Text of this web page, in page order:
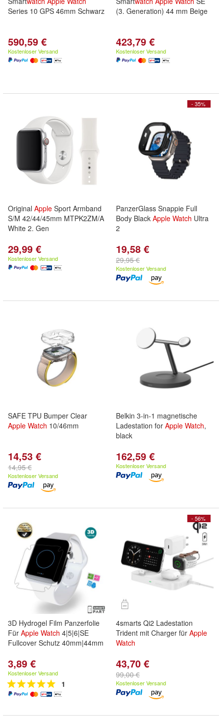
Series 10 GPS 46mm Schwarz
590,59 €
Kostenloser Versand
(3. Generation) 44 mm Beige
423,79 €
Kostenloser Versand
Original Apple Sport Armband
S/M 42/44/45mm MTPK2ZM/A
White 2. Gen
29,99 €
Kostenloser Versand
- 35%
PanzerGlass Snappie Full
Body Black Apple Watch Ultra
2
19,58 €
29,95 €
Kostenloser Versand
SAFE TPU Bumper Clear
Apple Watch 10/46mm
14,53 €
14,95 €
Kostenloser Versand
Belkin 3-in-1 magnetische
Ladestation for Apple Watch,
black
162,59 €
Kostenloser Versand
3D Hydrogel Film Panzerfolie
Für Apple Watch 4|5|6|SE
Fullcover Schutz 40mm|44mm
3,89 €
Kostenloser Versand
1
- 56%
4smarts Qi2 Ladestation
Trident mit Charger für Apple
Watch
43,70 €
99,00 €
Kostenloser Versand